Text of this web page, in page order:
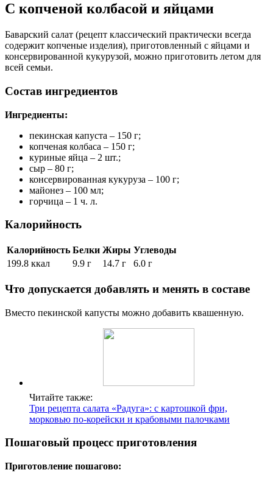
С копченой колбасой и яйцами
Баварский салат (рецепт классический практически всегда
содержит копченые изделия), приготовленный с яйцами и
консервированной кукурузой, можно приготовить летом для
всей семьи.
Состав ингредиентов
Ингредиенты:
пекинская капуста – 150 г;
копченая колбаса – 150 г;
куриные яйца – 2 шт.;
сыр – 80 г;
консервированная кукуруза – 100 г;
майонез – 100 мл;
горчица – 1 ч. л.
Калорийность
Калорийность Белки Жиры Углеводы
199.8 ккал
9.9 г 14.7 г 6.0 г
Что допускается добавлять и менять в составе
Вместо пекинской капусты можно добавить квашенную.
Читайте также:
Три рецепта салата «Радуга»: с картошкой фри,
морковью по-корейски и крабовыми палочками
Пошаговый процесс приготовления
Приготовление пошагово: